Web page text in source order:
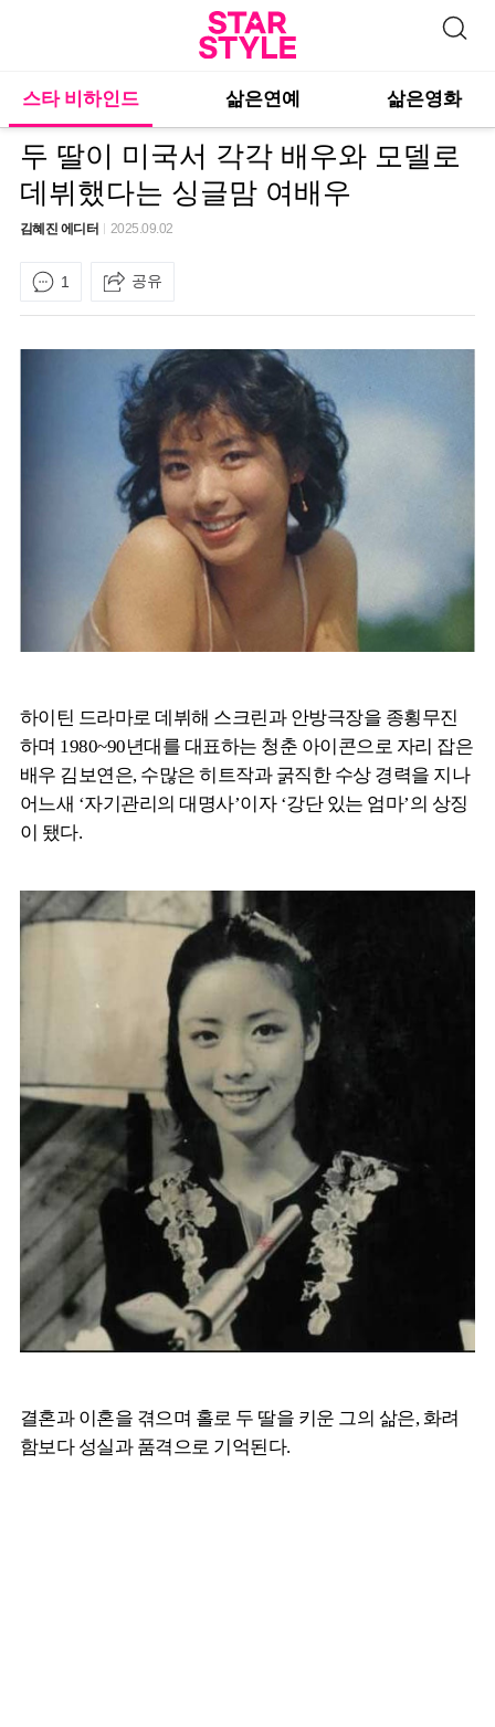
스타 비하인드 삶은연예 삶은영화
두 딸이 미국서 각각 배우와 모델로
데뷔했다는 싱글맘 여배우
김혜진 에디터 2025.09.02
1 공유
하이틴 드라마로 데뷔해 스크린과 안방극장을 종횡무진
하며 1980~90년대를 대표하는 청춘 아이콘으로 자리 잡은
배우 김보연은, 수많은 히트작과 굵직한 수상 경력을 지나
어느새 ‘자기관리의 대명사’이자 ‘강단 있는 엄마’의 상징
이 됐다.
결혼과 이혼을 겪으며 홀로 두 딸을 키운 그의 삶은, 화려
함보다 성실과 품격으로 기억된다.